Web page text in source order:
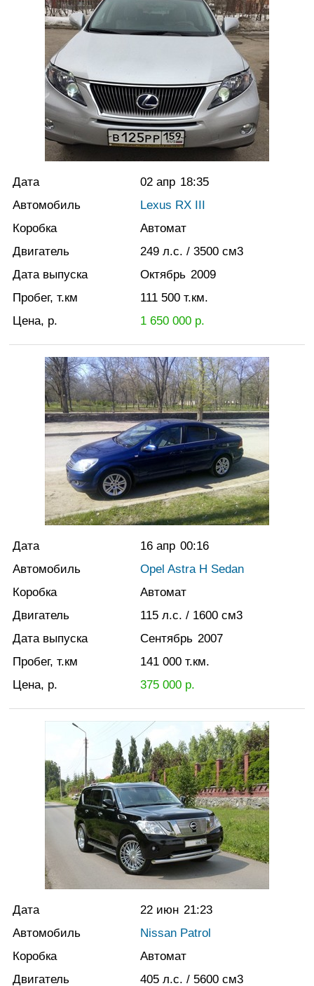
Дата 02 апр 18:35
Автомобиль
Lexus RX III
Коробка
Автомат
Двигатель
249 л.с. / 3500 см3
Дата выпуска
Октябрь 2009
Пробег, т.км
111 500 т.км.
Цена, р.
1 650 000р.
Дата 16 апр 00:16
Автомобиль
Opel Astra H Sedan
Коробка
Автомат
Двигатель
115 л.с. / 1600 см3
Дата выпуска
Сентябрь 2007
Пробег, т.км
141 000 т.км.
Цена, р.
375 000р.
Дата 22 июн 21:23
Автомобиль
Nissan Patrol
Коробка
Автомат
Двигатель
405 л.с. / 5600 см3